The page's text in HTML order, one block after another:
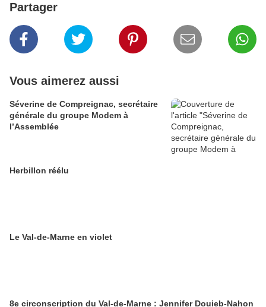
Partager
Vous aimerez aussi
Séverine de Compreignac, secrétaire
générale du groupe Modem à
l’Assemblée
Herbillon réélu
Le Val-de-Marne en violet
8e circonscription du Val-de-Marne : Jennifer Douieb-Nahon